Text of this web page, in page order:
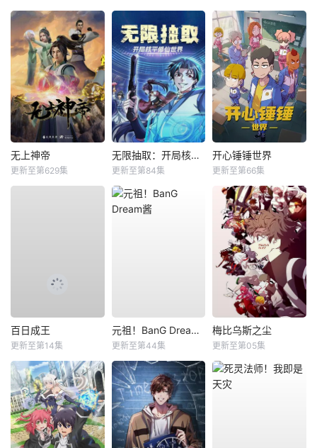
无上神帝
更新至第629集
无限抽取：开局核平修仙世界动态漫
更新至第84集
开心锤锤世界
更新至第66集
百日成王
更新至第14集
元祖！BanG Dream酱
更新至第44集
梅比乌斯之尘
更新至第05集